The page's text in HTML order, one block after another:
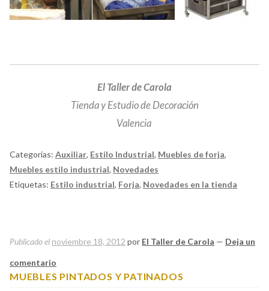
El Taller de Carola
Tienda y Estudio de Decoración
Valencia
Categorías: Auxiliar, Estilo Industrial, Muebles de forja,
Muebles estilo industrial, Novedades
Etiquetas: Estilo industrial, Forja, Novedades en la tienda
Publicado el noviembre 18, 2012 por El Taller de Carola — Deja un
comentario
MUEBLES PINTADOS Y PATINADOS